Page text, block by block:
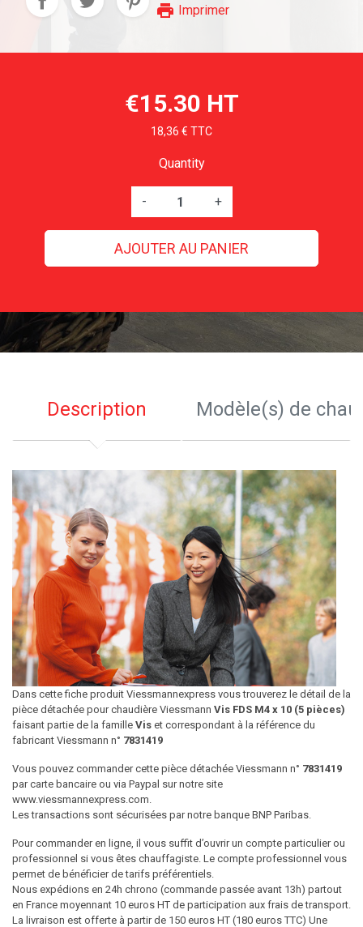
print Imprimer
€15.30 HT
18,36 € TTC
Quantity
- +
AJOUTER AU PANIER
Description Modèle(s) de
Dans cette fiche produit Viessmannexpress vous trouverez le détail de la
pièce détachée pour chaudière Viessmann Vis FDS M4 x 10 (5 pièces)
faisant partie de la famille Vis et correspondant à la référence du
fabricant Viessmann n° 7831419
Vous pouvez commander cette pièce détachée Viessmann n° 7831419
par carte bancaire ou via Paypal sur notre site
www.viessmannexpress.com.
Les transactions sont sécurisées par notre banque BNP Paribas.
Pour commander en ligne, il vous suffit d’ouvrir un compte particulier ou
professionnel si vous êtes chauffagiste. Le compte professionnel vous
permet de bénéficier de tarifs préférentiels.
Nous expédions en 24h chrono (commande passée avant 13h) partout
en France moyennant 10 euros HT de participation aux frais de transport.
La livraison est offerte à partir de 150 euros HT (180 euros TTC) Une